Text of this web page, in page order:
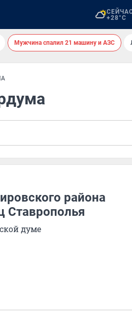
+28°C
Мужчина спалил 21 машину и АЗС
района
Ставрополья
думе